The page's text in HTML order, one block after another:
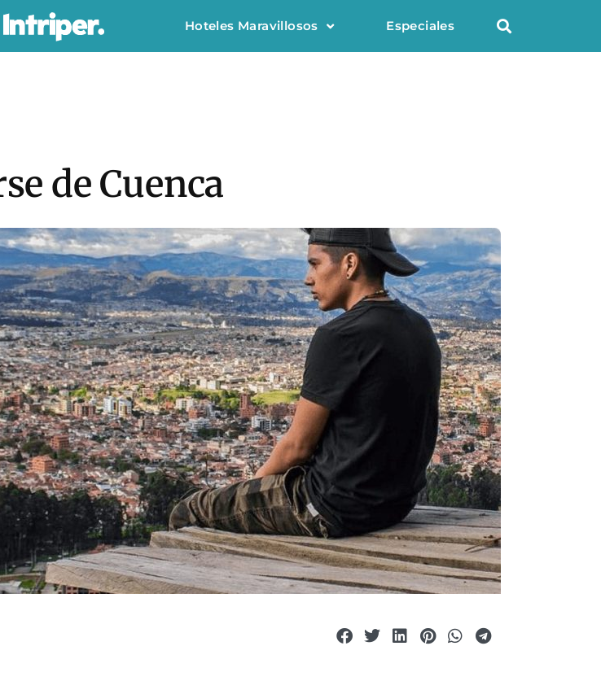
Hoteles Maravillosos Especiales
de Cuenca